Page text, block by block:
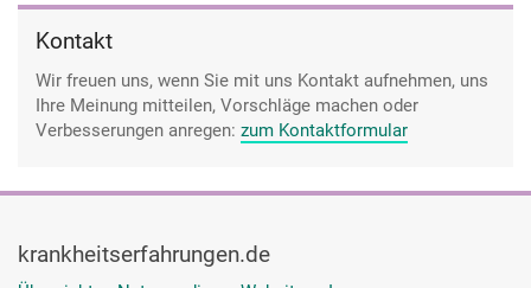
Kontakt
Wir freuen uns, wenn Sie mit uns Kontakt aufnehmen, uns
Ihre Meinung mitteilen, Vorschläge machen oder
Verbesserungen anregen: zum Kontaktformular
krankheitserfahrungen.de